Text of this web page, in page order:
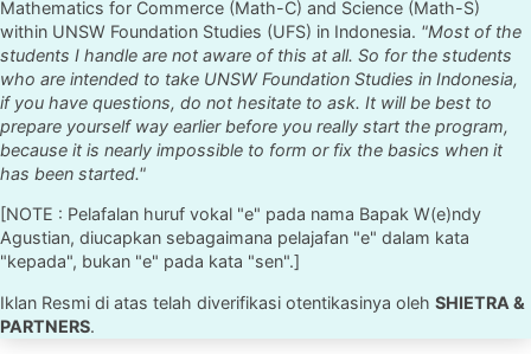
Mathematics for Commerce (Math-C) and Science (Math-S)
within UNSW Foundation Studies (UFS) in Indonesia. "Most of the
students I handle are not aware of this at all. So for the students
who are intended to take UNSW Foundation Studies in Indonesia,
if you have questions, do not hesitate to ask. It will be best to
prepare yourself way earlier before you really start the program,
because it is nearly impossible to form or fix the basics when it
has been started."
[NOTE : Pelafalan huruf vokal "e" pada nama Bapak W(e)ndy
Agustian, diucapkan sebagaimana pelajafan "e" dalam kata
"kepada", bukan "e" pada kata "sen".]
Iklan Resmi di atas telah diverifikasi otentikasinya oleh SHIETRA &
PARTNERS.